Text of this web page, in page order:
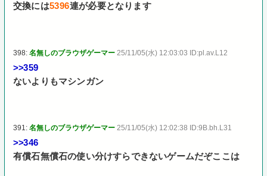
交換には5396連が必要となります
398:名無しのブラウザゲーマー 25/11/05(水) 12:03:03 ID:pl.av.L12
>>359
ないよりもマシンガン
391:名無しのブラウザゲーマー 25/11/05(水) 12:02:38 ID:9B.bh.L31
>>346
有償石無償石の使い分けすらできないゲームだぞここは